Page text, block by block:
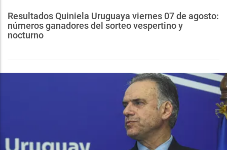
Resultados Quiniela Uruguaya viernes 07 de agosto:
números ganadores del sorteo vespertino y
nocturno